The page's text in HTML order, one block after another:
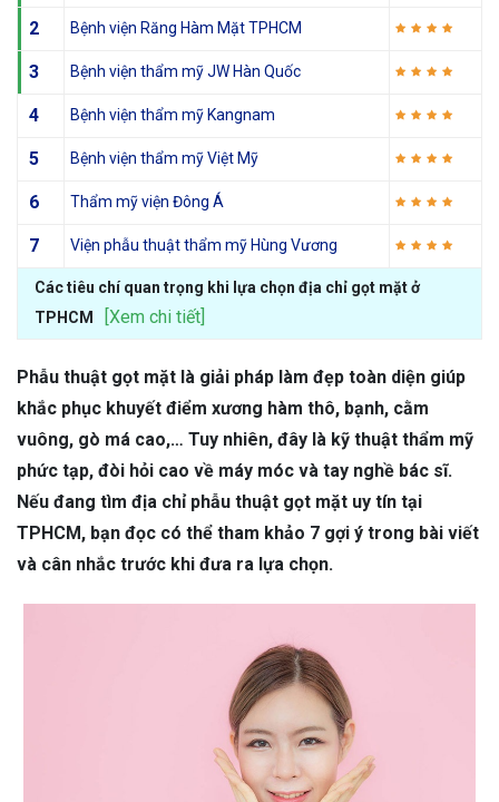
2 Bệnh viện Răng Hàm Mặt TPHCM
3 Bệnh viện thẩm mỹ JW Hàn Quốc
4 Bệnh viện thẩm mỹ Kangnam
5 Bệnh viện thẩm mỹ Việt Mỹ
6 Thẩm mỹ viện Đông Á
7 Viện phẫu thuật thẩm mỹ Hùng Vương
Các tiêu chí quan trọng khi lựa chọn địa chỉ gọt mặt ở
TPHCM
[Xem chi tiết]
Phẫu thuật gọt mặt là giải pháp làm đẹp toàn diện giúp
khắc phục khuyết điểm xương hàm thô, bạnh, cằm
vuông, gò má cao,… Tuy nhiên, đây là kỹ thuật thẩm mỹ
phức tạp, đòi hỏi cao về máy móc và tay nghề bác sĩ.
Nếu đang tìm địa chỉ phẫu thuật gọt mặt uy tín tại
TPHCM, bạn đọc có thể tham khảo 7 gợi ý trong bài viết
và cân nhắc trước khi đưa ra lựa chọn.